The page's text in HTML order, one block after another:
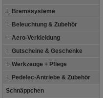
Bremssysteme
Beleuchtung & Zubehör
Aero-Verkleidung
Gutscheine & Geschenke
Werkzeuge + Pflege
Pedelec-Antriebe & Zubehör
Schnäppchen